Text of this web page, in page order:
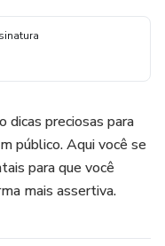
dicas preciosas para
público. Aqui você se
para que você
mais assertiva.